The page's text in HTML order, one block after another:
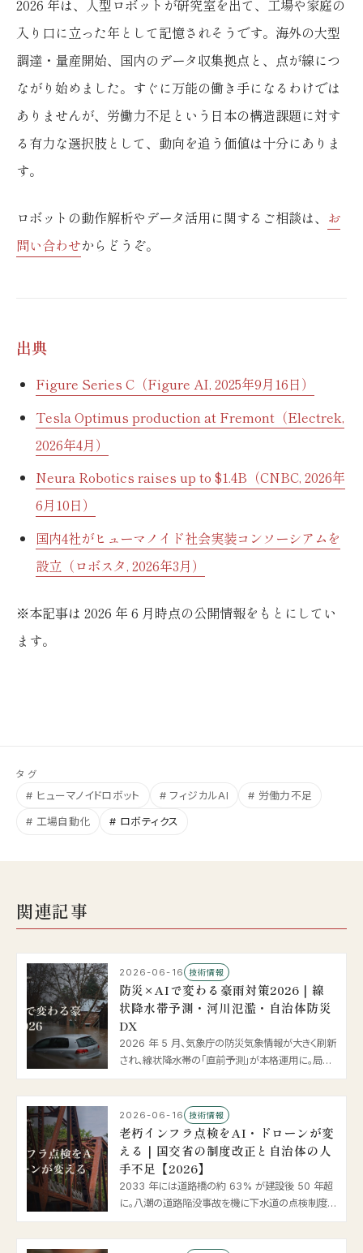
2026 年は、人型ロボットが研究室を出て、工場や家庭の
入り口に立った年として記憶されそうです。海外の大型
調達・量産開始、国内のデータ収集拠点と、点が線につ
ながり始めました。すぐに万能の働き手になるわけでは
ありませんが、労働力不足という日本の構造課題に対す
る有力な選択肢として、動向を追う価値は十分にありま
す。
ロボットの動作解析やデータ活用に関するご相談は、 お
問い合わせからどうぞ。
出典
Figure Series C（Figure AI, 2025年9月16日）
Tesla Optimus production at Fremont（Electrek,
2026年4月）
Neura Robotics raises up to $1.4B（CNBC, 2026年
6月10日）
国内4社がヒューマノイド社会実装コンソーシアムを
設立（ロボスタ, 2026年3月）
※本記事は 2026 年 6 月時点の公開情報をもとにしてい
ます。
タグ
# ヒューマノイドロボット # フィジカルAI # 労働力不足
# 工場自動化 # ロボティクス
関連記事
2026-06-16 技術情報
防災×AIで変わる豪雨対策2026｜線
状降水帯予測・河川氾濫・自治体防災
DX
2026 年 5 月、気象庁の防災気象情報が大きく刷新
され、線状降水帯の「直前予測」が本格運用に。局地
新動向を整理します。
2026-06-16 技術情報
老朽インフラ点検をAI・ドローンが変
える｜国交省の制度改正と自治体の人
手不足【2026】
2033 年には道路橋の約 63% が建設後 50 年超
に。八潮の道路陥没事故を機に下水道の点検制度も